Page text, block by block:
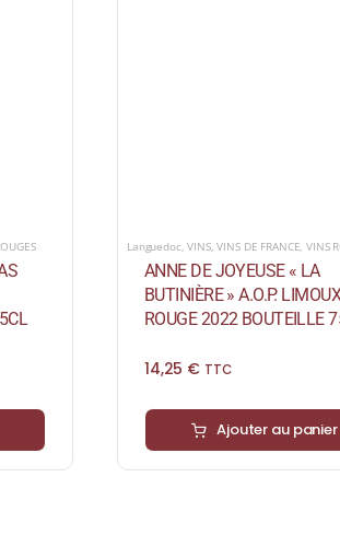
Languedoc,VINS,VINS DE FRANCE,VINS
ANNE DE JOYEUSE « LA
BUTINIÈRE » A.O.P. LIMOUX
ROUGE 2022 BOUTEILLE
14,25 € TTC
Ajouter au panier